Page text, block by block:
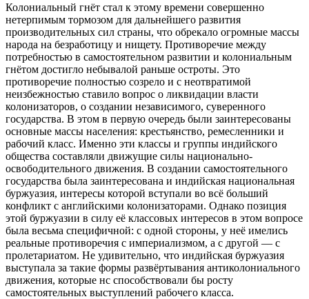
Колониальный гнёт стал к этому времени совершенно
нетерпимым тормозом для дальнейшего развития
производительных сил страны, что обрекало огромные массы
народа на безработицу и нищету. Противоречие между
потребностью в самостоятельном развитии и колониальным
гнётом достигло небывалой раньше остроты. Это
противоречие полностью созрело и с неотвратимой
неизбежностью ставило вопрос о ликвидации власти
колонизаторов, о создании независимого, суверенного
государства. В этом в первую очередь были заинтересованы
основные массы населения: крестьянство, ремесленники и
рабочий класс. Именно эти классы и группы индийского
общества составляли движущие силы национально-
освободительного движения. В создании самостоятельного
государства была заинтересована и индийская национальная
буржуазия, интересы которой вступали во всё больший
конфликт с английскими колонизаторами. Однако позиция
этой буржуазии в силу её классовых интересов в этом вопросе
была весьма специфичной: с одной стороны, у неё имелись
реальные противоречия с империализмом, а с другой — с
пролетариатом. Не удивительно, что индийская буржуазия
выступала за такие формы развёртывания антиколониального
движения, которые нс способствовали бы росту
самостоятельных выступлений рабочего класса.